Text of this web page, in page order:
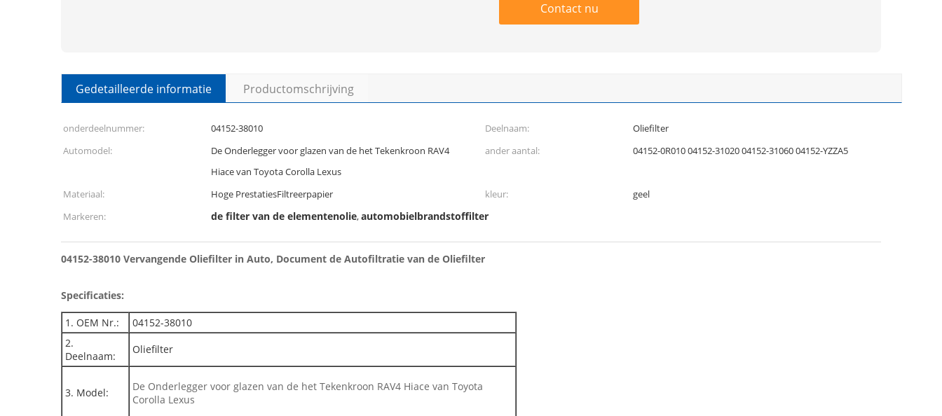
Contact nu
Gedetailleerde informatie Productomschrijving
onderdeelnummer: 04152-38010 Deelnaam:
Oliefilter
Automodel:
De Onderlegger voor glazen van de het Tekenkroon RAV4
Hiace van Toyota Corolla Lexus
ander aantal: 04152-0R010 04152-31020 04152-31060 04152-YZZA5
Materiaal: Hoge PrestatiesFiltreerpapier kleur:
geel
Markeren:
de filter van de elementenolie,automobielbrandstoffilter
04152-38010 Vervangende Oliefilter in Auto, Document de Autofiltratie van de Oliefilter
Specificaties:
1. OEM Nr.:
04152-38010
2.
Deelnaam:
Oliefilter
3. Model:
De Onderlegger voor glazen van de het Tekenkroon RAV4 Hiace van Toyota
Corolla Lexus